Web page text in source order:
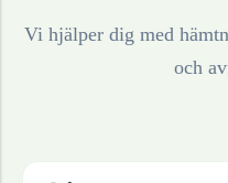
Vi hjälper dig med
och